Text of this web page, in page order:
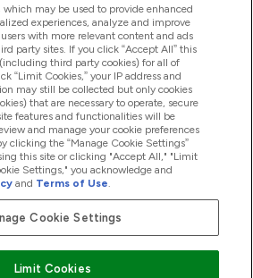
may be used to provide enhanced
experiences, analyze and improve
with more relevant content and ads
party sites. If you click “Accept All” this
third party cookies) for all of
“Limit Cookies,” your IP address and
may still be collected but only cookies
that are necessary to operate, secure
features and functionalities will be
and manage your cookie preferences
clicking the “Manage Cookie Settings”
this site or clicking "Accept All," "Limit
Settings," you acknowledge and
and Terms of Use.
Cookie Settings
Limit Cookies